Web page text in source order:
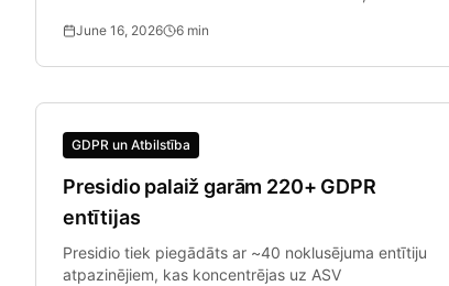
June 16, 2026 6 min
GDPR un Atbilstība
Presidio palaiž garām 220+ GDPR
entītijas
Presidio tiek piegādāts ar ~40 noklusējuma entītiju
atpazinējiem, kas koncentrējas uz ASV